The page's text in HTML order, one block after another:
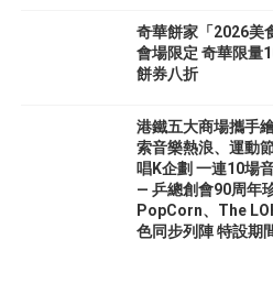
奇華餅家「2026美
會場限定 奇華限量
餅券八折
港鐵五大商場攜手
索音樂熱浪、運動
唱K企劃 一連10場
— 乒總創會90周年
PopCorn、The
色同步列陣 特設期